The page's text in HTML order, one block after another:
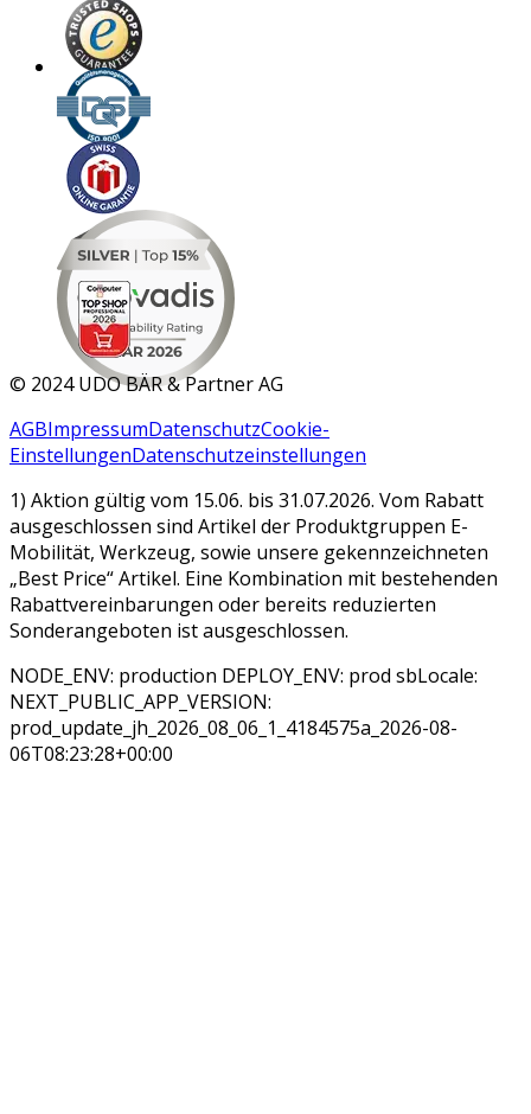
MAR 2026
© 2024 UDO BÄR & Partner AG
AGBImpressumDatenschutzCookie-
EinstellungenDatenschutzeinstellungen
1) Aktion gültig vom 15.06. bis 31.07.2026. Vom Rabatt
ausgeschlossen sind Artikel der Produktgruppen E-
Mobilität, Werkzeug, sowie unsere gekennzeichneten
„Best Price“ Artikel. Eine Kombination mit bestehenden
Rabattvereinbarungen oder bereits reduzierten
Sonderangeboten ist ausgeschlossen.
NODE_ENV: production DEPLOY_ENV: prod sbLocale:
NEXT_PUBLIC_APP_VERSION:
prod_update_jh_2026_08_06_1_4184575a_2026-08-
06T08:23:28+00:00